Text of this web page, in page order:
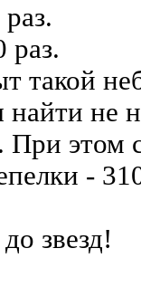
раз.
такой
найти не
При этом
-
звезд!